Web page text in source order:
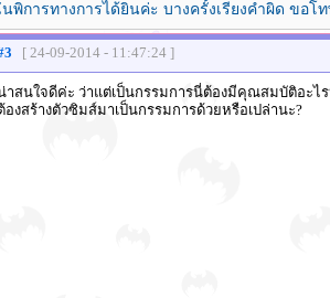
พิการทางการได้ยินค่ะ บางครั้งเรียงคำผิด ขอโ
[ 24-09-2014 - 11:47:24 ]
าสนใจดีค่ะ ว่าแต่เป็นกรรมการนี่ต้องมีคุณสมบัติอะไร
องสร้างตัวซิมส์มาเป็นกรรมการด้วยหรือเปล่านะ?